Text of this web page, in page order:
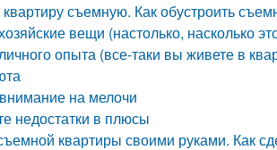
квартиру съемную. Как обустроить
вещи (настолько, насколько
опыта (все-таки вы живете в
на мелочи
недостатки в плюсы
квартиры своими руками. Как